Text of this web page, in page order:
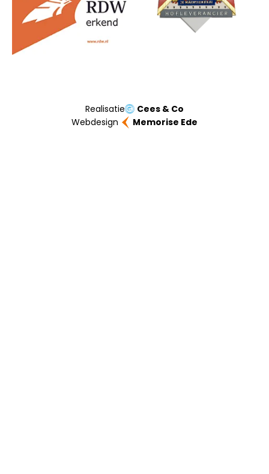
Realisatie
Cees & Co
Webdesign
Memorise Ede